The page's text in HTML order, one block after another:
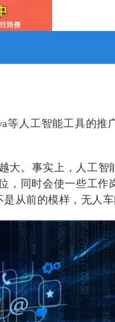
等人工智能工具的
大。事实上，人工
，同时会使一些工
从前的模样，无人车